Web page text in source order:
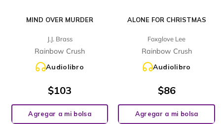
MIND OVER MURDER
J.J. Brass
Rainbow Crush
Audiolibro
$103
Agregar a mi bolsa
ALONE FOR CHRISTMAS
Foxglove Lee
Rainbow Crush
Audiolibro
$86
Agregar a mi bolsa